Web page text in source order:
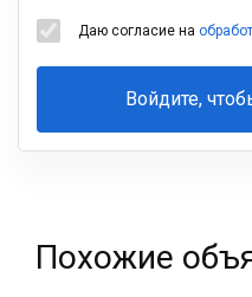
Даю согласие на
Войдите,
Ваша
Похожие